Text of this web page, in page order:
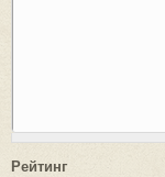
Рейтинг